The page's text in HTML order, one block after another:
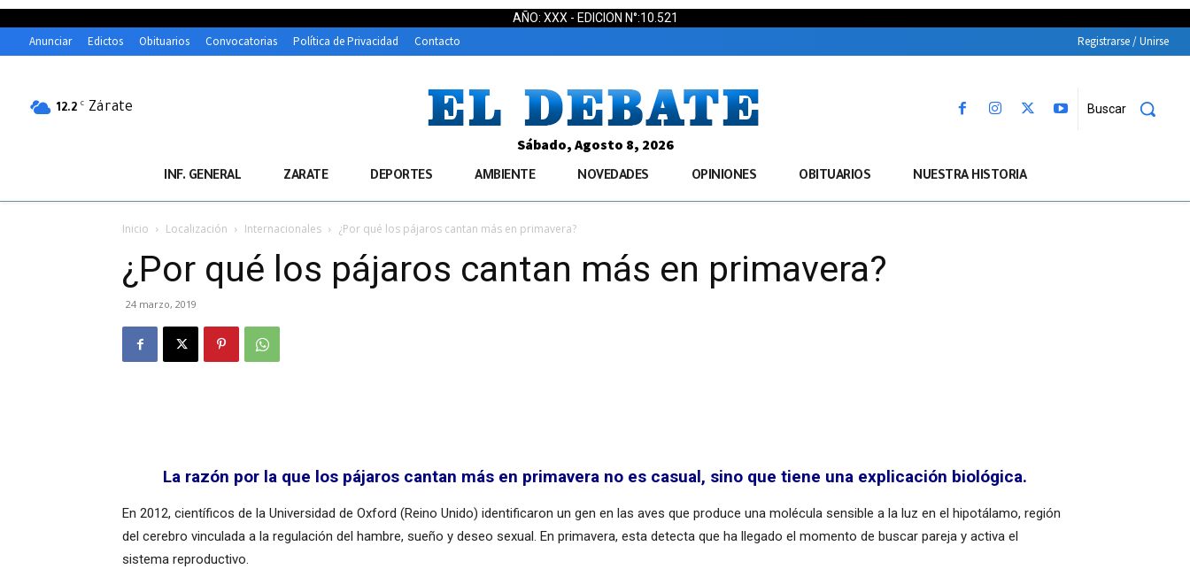
AÑO: XXX - EDICION N°:10.521
Anunciar Edictos Obituarios Convocatorias Política de Privacidad Contacto Registrarse / Unirse
12.2 C Zárate Buscar
Sábado, Agosto 8, 2026
INF. GENERAL ZARATE DEPORTES AMBIENTE NOVEDADES OPINIONES OBITUARIOS NUESTRA HISTORIA
Inicio Localización Internacionales ¿Por qué los pájaros cantan más en primavera?
¿Por qué los pájaros cantan más en primavera?
24 marzo, 2019
La razón por la que los pájaros cantan más en primavera no es casual, sino que tiene una explicación biológica.
En 2012, científicos de la Universidad de Oxford (Reino Unido) identificaron un gen en las aves que produce una molécula sensible a la luz en el hipotálamo, región
del cerebro vinculada a la regulación del hambre, sueño y deseo sexual. En primavera, esta detecta que ha llegado el momento de buscar pareja y activa el
sistema reproductivo.